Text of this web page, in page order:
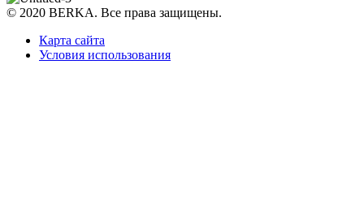
© 2020 BERKA. Все права защищены.
Карта сайта
Условия использования